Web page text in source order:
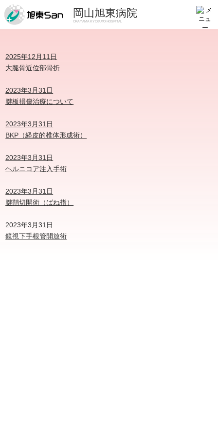
岡山旭東病院
OKAYAMA KYOKUTO HOSPITAL
2025年12月11日
大腿骨近位部骨折
2023年3月31日
腱板損傷治療について
2023年3月31日
BKP（経皮的椎体形成術）
2023年3月31日
ヘルニコア注入手術
2023年3月31日
腱鞘切開術（ばね指）
2023年3月31日
鏡視下手根管開放術